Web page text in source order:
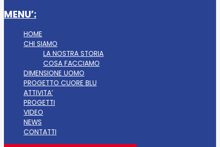
MENU’:
HOME
CHI SIAMO
LA NOSTRA STORIA
COSA FACCIAMO
DIMENSIONE UOMO
PROGETTO CUORE BLU
ATTIVITA’
PROGETTI
VIDEO
NEWS
CONTATTI